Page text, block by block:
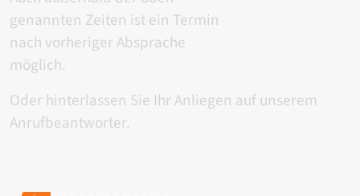
genannten Zeiten ist ein Termin
nach vorheriger Absprache
möglich.
Oder hinterlassen Sie Ihr Anliegen auf unserem
Anrufbeantworter.